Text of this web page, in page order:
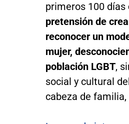
primeros 100 días
pretensión de
reconocer un
mujer,
población LGBT,
social y cultural
cabeza de